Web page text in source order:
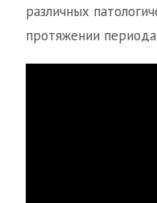
различных
протяжении